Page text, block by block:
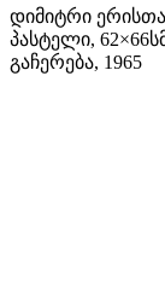
დიმიტრი
პასტელი,
გაჩერება, 1965